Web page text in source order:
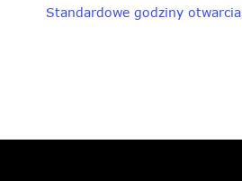
Standardowe godziny otwarcia